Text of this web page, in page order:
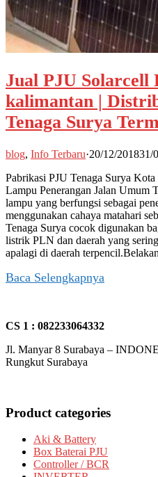
Jual PJU Solarcell
kalimantan |
Tenaga Surya
blog, Info Terbaru·20/12/201831/
Pabrikasi PJU Tenaga Surya
Lampu Penerangan Jalan Umum
lampu yang berfungsi sebagai
menggunakan cahaya matahari
Tenaga Surya cocok digunakan
listrik PLN dan daerah yang
apalagi di daerah
Baca Selengkapnya
CS 1 : 082233064332
Jl. Manyar 8 Surabaya –
Rungkut Surabaya
Product categories
Aki & Battery
Box Baterai PJU
Controller / BCR